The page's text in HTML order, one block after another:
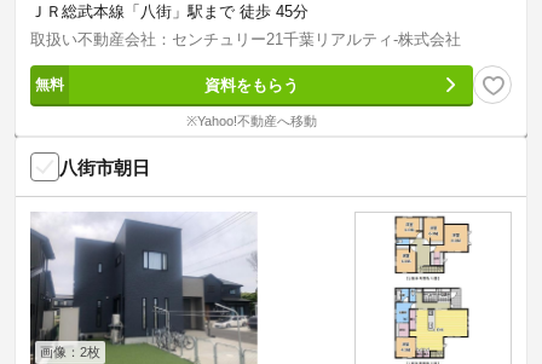
ＪＲ総武本線「八街」駅まで 徒歩 45分
取扱い不動産会社：センチュリー21千葉リアルティ-株式会社
資料をもらう
※Yahoo!不動産へ移動
八街市朝日
画像：2枚